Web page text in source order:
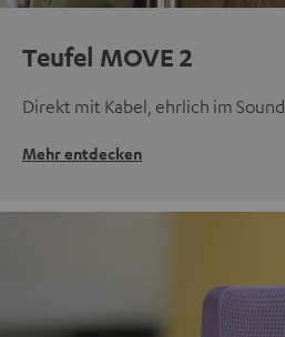
Teufel MOVE 2
Direkt mit Kabel, ehrlich im Sound
Mehr entdecken